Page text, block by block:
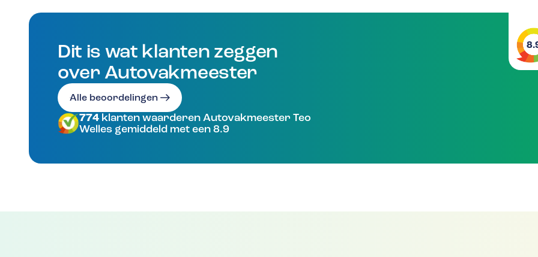
Dit is wat klanten zeggen
over Autovakmeester
Alle beoordelingen
774 klanten waarderen Autovakmeester Teo
Welles gemiddeld met een 8.9